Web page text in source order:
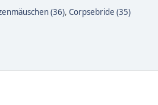
(36), Corpsebride (35)